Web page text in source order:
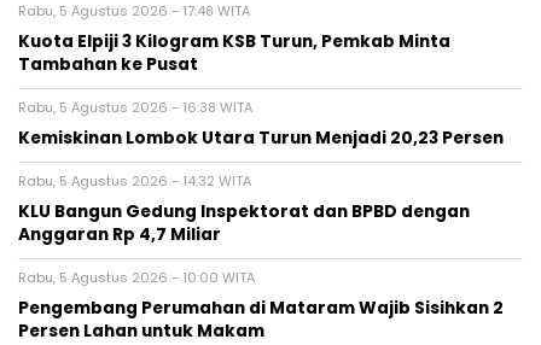
Rabu, 5 Agustus 2026 - 17:48 WITA
Kuota Elpiji 3 Kilogram KSB Turun, Pemkab Minta
Tambahan ke Pusat
Rabu, 5 Agustus 2026 - 16:38 WITA
Kemiskinan Lombok Utara Turun Menjadi 20,23 Persen
Rabu, 5 Agustus 2026 - 14:32 WITA
KLU Bangun Gedung Inspektorat dan BPBD dengan
Anggaran Rp 4,7 Miliar
Rabu, 5 Agustus 2026 - 10:00 WITA
Pengembang Perumahan di Mataram Wajib Sisihkan 2
Persen Lahan untuk Makam